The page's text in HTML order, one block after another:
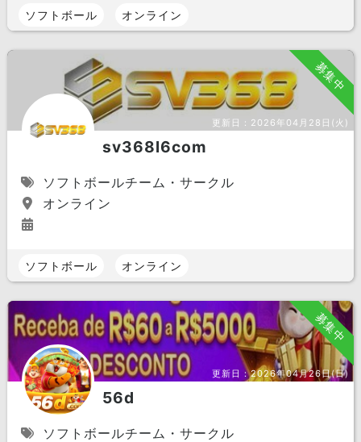
ソフトボール オンライン
募集中
更新日： 2026年04月28日(火)
sv368l6com
ソフトボールチーム・サークル
オンライン
ソフトボール オンライン
募集中
更新日：2026年04月26日(日)
56d
ソフトボールチーム・サークル